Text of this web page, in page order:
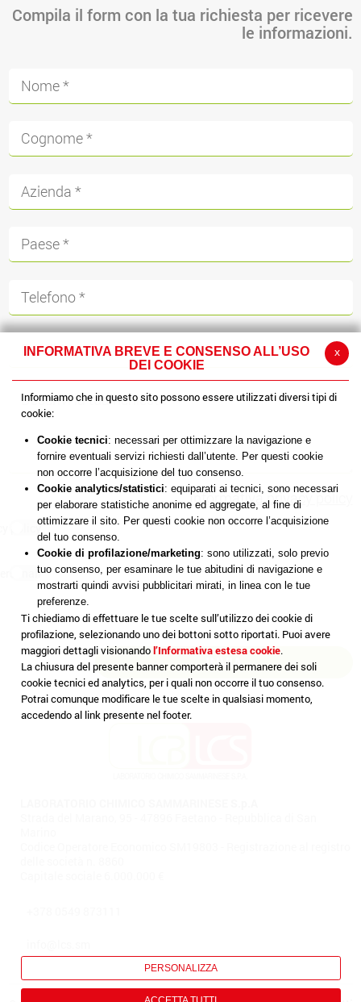
Compila il form con la tua richiesta per ricevere
le informazioni.
Informativa privacy policy
policy
x
INFORMATIVA BREVE E CONSENSO ALL’USO
DEI COOKIE
Informiamo che in questo sito possono essere utilizzati diversi tipi di
cookie:
Cookie tecnici: necessari per ottimizzare la navigazione e
fornire eventuali servizi richiesti dall’utente. Per questi cookie
non occorre l’acquisizione del tuo consenso.
Cookie analytics/statistici: equiparati ai tecnici, sono necessari
per elaborare statistiche anonime ed aggregate, al fine di
ottimizzare il sito. Per questi cookie non occorre l’acquisizione
del tuo consenso.
Cookie di profilazione/marketing: sono utilizzati, solo previo
tuo consenso, per esaminare le tue abitudini di navigazione e
mostrarti quindi avvisi pubblicitari mirati, in linea con le tue
preferenze.
Ti chiediamo di effettuare le tue scelte sull’utilizzo dei cookie di
profilazione, selezionando uno dei bottoni sotto riportati. Puoi avere
maggiori dettagli visionandol’Informativa estesa cookie.
La chiusura del presente banner comporterà il permanere dei soli
cookie tecnici ed analytics, per i quali non occorre il tuo consenso.
Potrai comunque modificare le tue scelte in qualsiasi momento,
accedendo al link presente nel footer.
PERSONALIZZA